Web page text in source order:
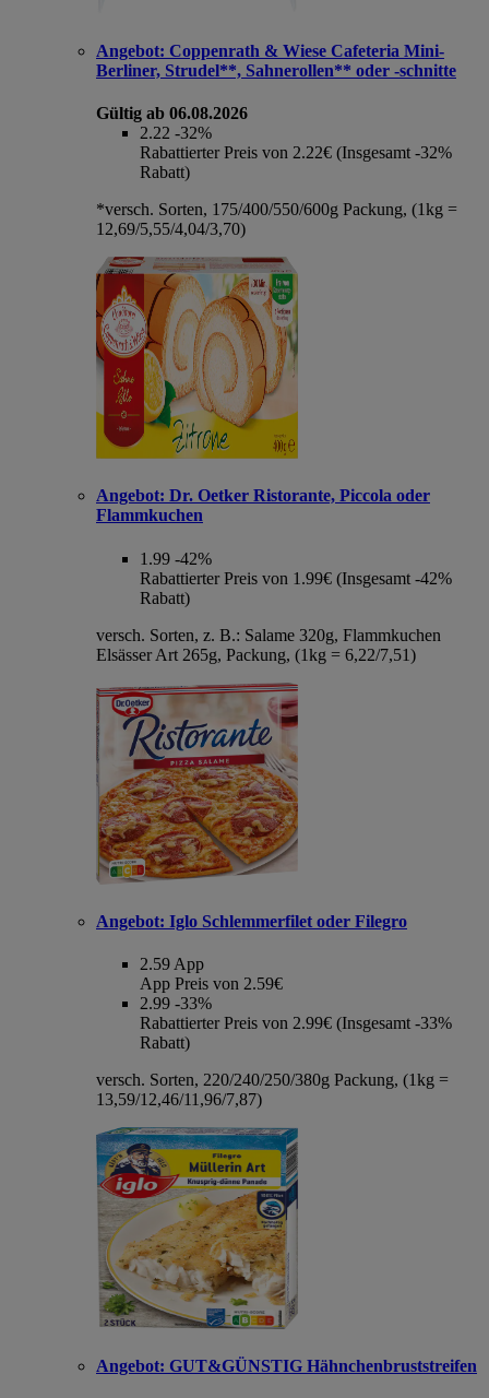
Angebot: Coppenrath & Wiese Cafeteria Mini-
Berliner, Strudel**, Sahnerollen** oder -schnitte
Gültig ab 06.08.2026
2.22 -32%
Rabattierter Preis von 2.22€ (Insgesamt -32%
Rabatt)
*versch. Sorten, 175/400/550/600g Packung, (1kg =
12,69/5,55/4,04/3,70)
Angebot: Dr. Oetker Ristorante, Piccola oder
Flammkuchen
1.99 -42%
Rabattierter Preis von 1.99€ (Insgesamt -42%
Rabatt)
versch. Sorten, z. B.: Salame 320g, Flammkuchen
Elsässer Art 265g, Packung, (1kg = 6,22/7,51)
Angebot: Iglo Schlemmerfilet oder Filegro
2.59 App
App Preis von 2.59€
2.99 -33%
Rabattierter Preis von 2.99€ (Insgesamt -33%
Rabatt)
versch. Sorten, 220/240/250/380g Packung, (1kg =
13,59/12,46/11,96/7,87)
Angebot: GUT&GÜNSTIG Hähnchenbruststreifen